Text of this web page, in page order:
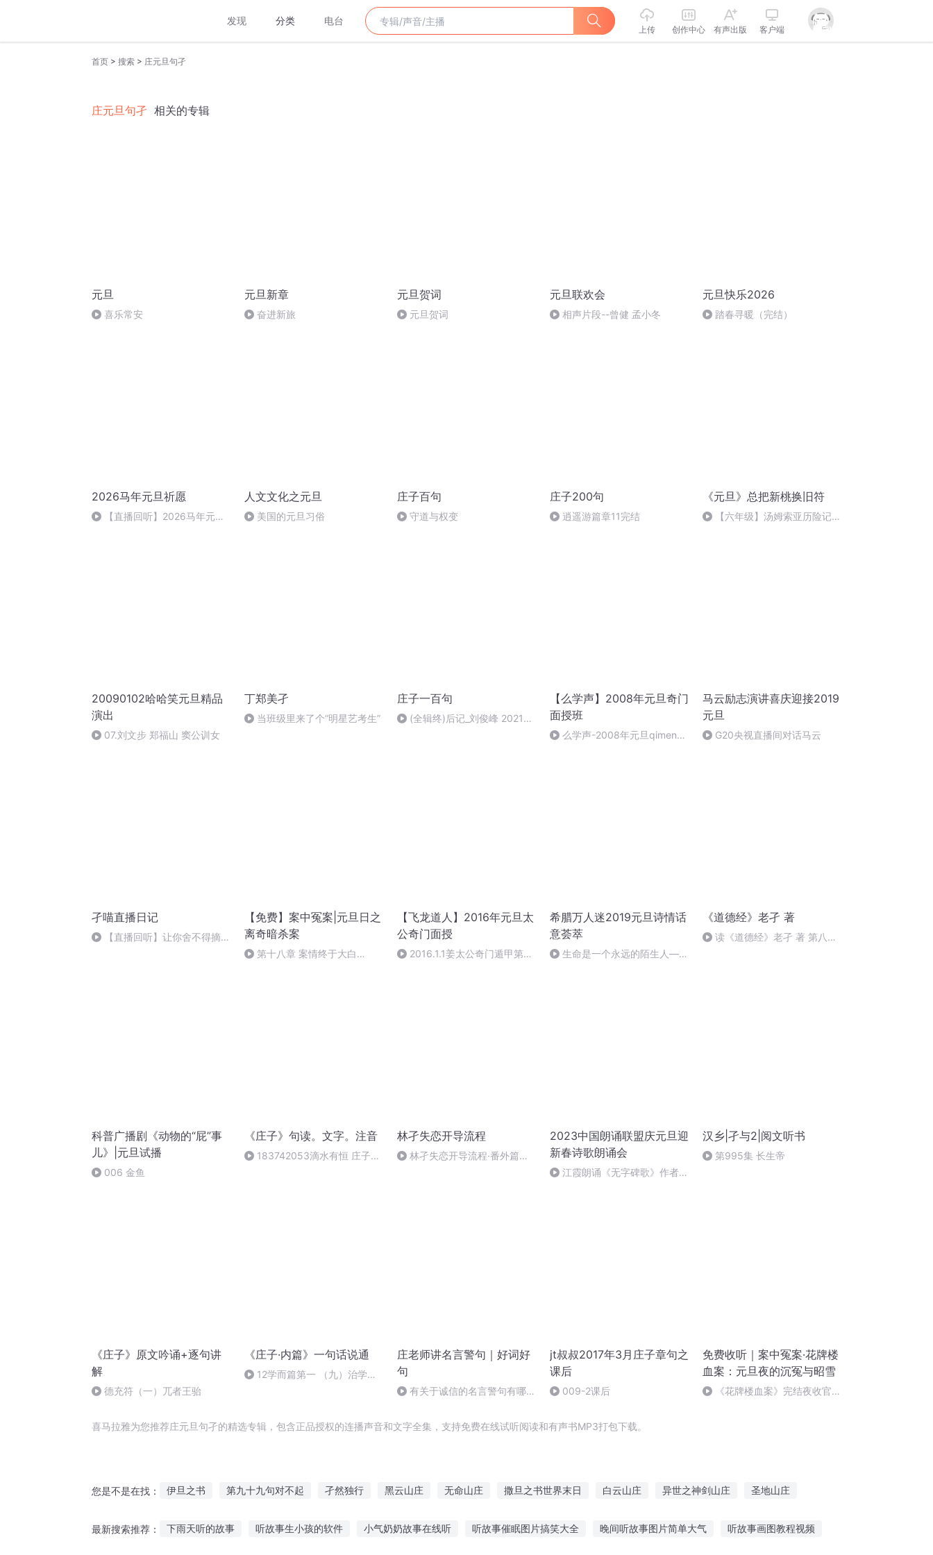
发现 分类 电台
上传 创作中心 有声出版 客户端
首页 > 搜索 > 庄元旦句孑
庄元旦句孑 相关的专辑
元旦
喜乐常安
元旦新章
奋进新旅
元旦贺词
元旦贺词
元旦联欢会
相声片段--曾健 孟小冬
元旦快乐2026
踏春寻暖（完结）
2026马年元旦祈愿
【直播回听】2026马年元旦
人文文化之元旦
美国的元旦习俗
庄子百句
守道与权变
庄子200句
逍遥游篇章11完结
《元旦》总把新桃换旧符
【六年级】汤姆索亚历险记
20090102哈哈笑元旦精品
演出
07.刘文步 郑福山 窦公训女
丁郑美孑
当班级里来了个“明星艺考生”
庄子一百句
(全辑终)后记_刘俊峰 2021年
【么学声】2008年元旦奇门
面授班
么学声-2008年元旦qimen面
马云励志演讲喜庆迎接2019
元旦
G20央视直播间对话马云
孑喵直播日记
【直播回听】让你舍不得摘耳
【免费】案中冤案|元旦日之
离奇暗杀案
第十八章 案情终于大白
【飞龙道人】2016年元旦太
公奇门面授
2016.1.1姜太公奇门遁甲第一
希腊万人迷2019元旦诗情话
意荟萃
生命是一个永远的陌生人——
《道德经》老孑 著
读《道德经》老孑 著 第八十
科普广播剧《动物的“屁”事
儿》|元旦试播
006 金鱼
《庄子》句读。文字。注音
183742053滴水有恒 庄子。
林孑失恋开导流程
林孑失恋开导流程·番外篇
2023中国朗诵联盟庆元旦迎
新春诗歌朗诵会
江霞朗诵《无字碑歌》作者：
汉乡|孑与2|阅文听书
第995集 长生帝
《庄子》原文吟诵+逐句讲
解
德充符（一）兀者王骀
《庄子·内篇》一句话说通
12学而篇第一 （九）治学指
庄老师讲名言警句｜好词好
句
有关于诚信的名言警句有哪
jt叔叔2017年3月庄子章句之
课后
009-2课后
免费收听｜案中冤案·花牌楼
血案：元旦夜的沉冤与昭雪
《花牌楼血案》完结夜收官，
喜马拉雅为您推荐庄元旦句孑的精选专辑，包含正品授权的连播声音和文字全集，支持免费在线试听阅读和有声书MP3打包下载。
您是不是在找： 伊旦之书 第九十九句对不起 孑然独行 黑云山庄 无命山庄 撒旦之书世界末日 白云山庄 异世之神剑山庄 圣地山庄
最新搜索推荐： 下雨天听的故事 听故事生小孩的软件 小气奶奶故事在线听 听故事催眠图片搞笑大全 晚间听故事图片简单大气 听故事画图教程视频